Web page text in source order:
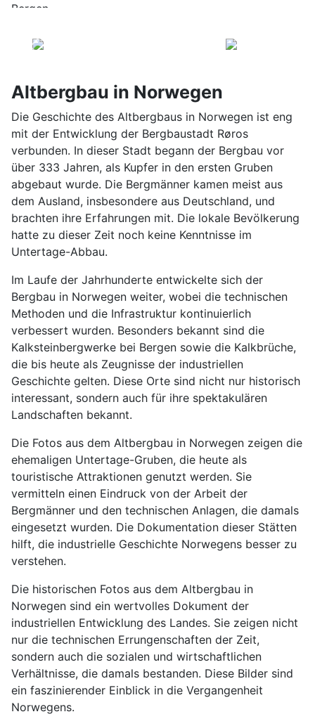
Bergen
Altbergbau in Norwegen
Die Geschichte des Altbergbaus in Norwegen ist eng
mit der Entwicklung der Bergbaustadt Røros
verbunden. In dieser Stadt begann der Bergbau vor
über 333 Jahren, als Kupfer in den ersten Gruben
abgebaut wurde. Die Bergmänner kamen meist aus
dem Ausland, insbesondere aus Deutschland, und
brachten ihre Erfahrungen mit. Die lokale Bevölkerung
hatte zu dieser Zeit noch keine Kenntnisse im
Untertage-Abbau.
Im Laufe der Jahrhunderte entwickelte sich der
Bergbau in Norwegen weiter, wobei die technischen
Methoden und die Infrastruktur kontinuierlich
verbessert wurden. Besonders bekannt sind die
Kalksteinbergwerke bei Bergen sowie die Kalkbrüche,
die bis heute als Zeugnisse der industriellen
Geschichte gelten. Diese Orte sind nicht nur historisch
interessant, sondern auch für ihre spektakulären
Landschaften bekannt.
Die Fotos aus dem Altbergbau in Norwegen zeigen die
ehemaligen Untertage-Gruben, die heute als
touristische Attraktionen genutzt werden. Sie
vermitteln einen Eindruck von der Arbeit der
Bergmänner und den technischen Anlagen, die damals
eingesetzt wurden. Die Dokumentation dieser Stätten
hilft, die industrielle Geschichte Norwegens besser zu
verstehen.
Die historischen Fotos aus dem Altbergbau in
Norwegen sind ein wertvolles Dokument der
industriellen Entwicklung des Landes. Sie zeigen nicht
nur die technischen Errungenschaften der Zeit,
sondern auch die sozialen und wirtschaftlichen
Verhältnisse, die damals bestanden. Diese Bilder sind
ein faszinierender Einblick in die Vergangenheit
Norwegens.